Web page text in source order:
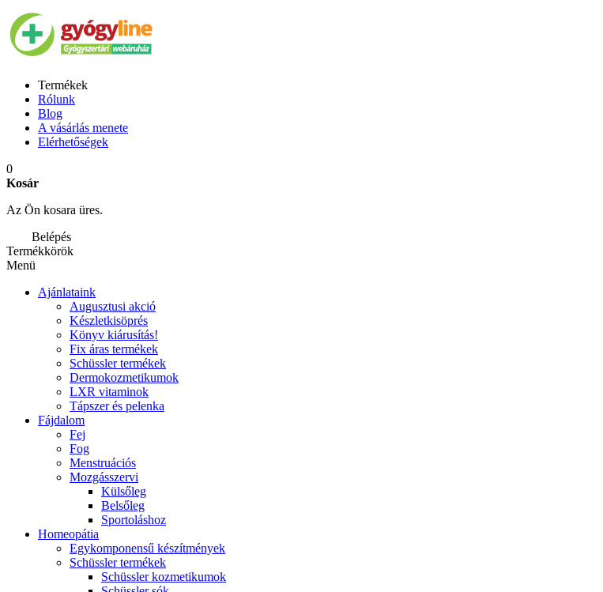
Termékek
Rólunk
Blog
A vásárlás menete
Elérhetőségek
0
Kosár
Az Ön kosara üres.
Belépés
Termékkörök
Menü
Ajánlataink
Augusztusi akció
Készletkisöprés
Könyv kiárusítás!
Fix áras termékek
Schüssler termékek
Dermokozmetikumok
LXR vitaminok
Tápszer és pelenka
Fájdalom
Fej
Fog
Menstruációs
Mozgásszervi
Külsőleg
Belsőleg
Sportoláshoz
Homeopátia
Egykomponensű készítmények
Schüssler termékek
Schüssler kozmetikumok